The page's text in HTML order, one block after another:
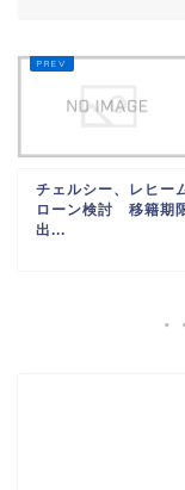
チェルシー、レヒー
ローン検討 移籍期
出...